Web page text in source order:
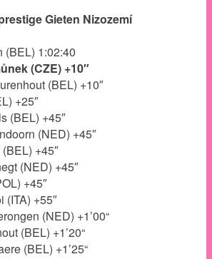
Gieten Nizozemí
(BEL) 1:02:40
(CZE) +10″
(BEL) +10″
+25″
(BEL) +45″
(NED) +45″
+45″
(NED) +45″
+45″
(ITA) +55″
(NED) +1’00“
(BEL) +1’20“
(BEL) +1’25“